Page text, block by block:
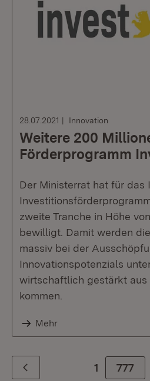
28.07.2021 Innovation
Weitere 200
Förderprogramm
Der Ministerrat hat für das
zweite Tranche in Höhe
bewilligt. Damit werden
massiv bei der
Innovationspotenzials
wirtschaftlich gestärkt aus
kommen.
Mehr
Zurück 1 777